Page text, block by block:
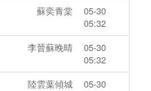
回想著自己這三年和陸南沉在
一起的日子，才驚覺發現，她
錯了！ 結婚三年，夏時愛了陸
南沉十二年，結果卻深情錯
付。 種種一切，讓夏時不堪重
負。 “陸先生，這些年，耽誤
蘇奕青棠
05-30
05:32
李晉蘇晚晴
05-30
05:32
陸雲葉傾城
05-30